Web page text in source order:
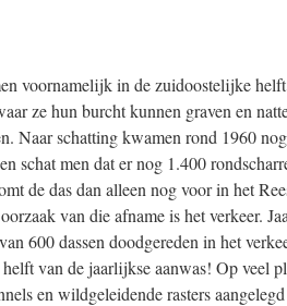
voornamelijk in de zuidoostelijke
ze hun burcht kunnen graven en
Naar schatting kwamen rond 1960
schat men dat er nog 1.400
de das dan alleen nog voor in het
van die afname is het verkeer.
600 dassen doodgereden in het
helft van de jaarlijkse aanwas! Op veel
en wildgeleidende rasters